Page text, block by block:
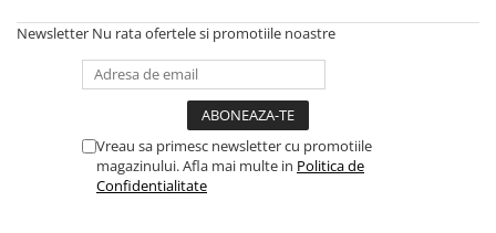
Aristo
Precision
Newsletter Nu rata ofertele si promotiile noastre
Vreau sa primesc newsletter cu promotiile
magazinului. Afla mai multe in Politica de
Confidentialitate